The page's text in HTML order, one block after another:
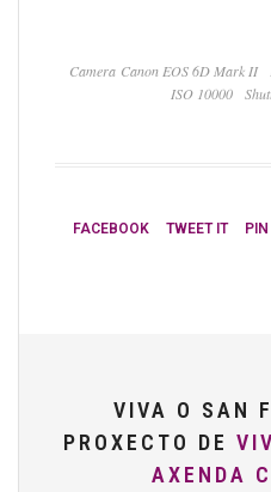
Camera Canon EOS 6D Mark II
ISO 10000
FACEBOOK TWEET IT PIN
VIVA O SAN
PROXECTO DE
AXENDA